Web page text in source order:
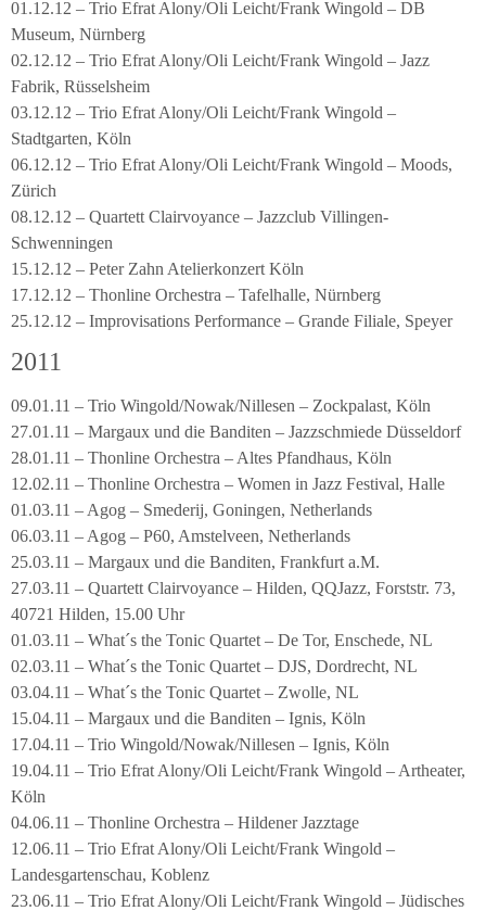
01.12.12 – Trio Efrat Alony/Oli Leicht/Frank Wingold – DB
Museum, Nürnberg
02.12.12 – Trio Efrat Alony/Oli Leicht/Frank Wingold – Jazz
Fabrik, Rüsselsheim
03.12.12 – Trio Efrat Alony/Oli Leicht/Frank Wingold –
Stadtgarten, Köln
06.12.12 – Trio Efrat Alony/Oli Leicht/Frank Wingold – Moods,
Zürich
08.12.12 – Quartett Clairvoyance – Jazzclub Villingen-
Schwenningen
15.12.12 – Peter Zahn Atelierkonzert Köln
17.12.12 – Thonline Orchestra – Tafelhalle, Nürnberg
25.12.12 – Improvisations Performance – Grande Filiale, Speyer
2011
09.01.11 – Trio Wingold/Nowak/Nillesen – Zockpalast, Köln
27.01.11 – Margaux und die Banditen – Jazzschmiede Düsseldorf
28.01.11 – Thonline Orchestra – Altes Pfandhaus, Köln
12.02.11 – Thonline Orchestra – Women in Jazz Festival, Halle
01.03.11 – Agog – Smederij, Goningen, Netherlands
06.03.11 – Agog – P60, Amstelveen, Netherlands
25.03.11 – Margaux und die Banditen, Frankfurt a.M.
27.03.11 – Quartett Clairvoyance – Hilden, QQJazz, Forststr. 73,
40721 Hilden, 15.00 Uhr
01.03.11 – What´s the Tonic Quartet – De Tor, Enschede, NL
02.03.11 – What´s the Tonic Quartet – DJS, Dordrecht, NL
03.04.11 – What´s the Tonic Quartet – Zwolle, NL
15.04.11 – Margaux und die Banditen – Ignis, Köln
17.04.11 – Trio Wingold/Nowak/Nillesen – Ignis, Köln
19.04.11 – Trio Efrat Alony/Oli Leicht/Frank Wingold – Artheater,
Köln
04.06.11 – Thonline Orchestra – Hildener Jazztage
12.06.11 – Trio Efrat Alony/Oli Leicht/Frank Wingold –
Landesgartenschau, Koblenz
23.06.11 – Trio Efrat Alony/Oli Leicht/Frank Wingold – Jüdisches